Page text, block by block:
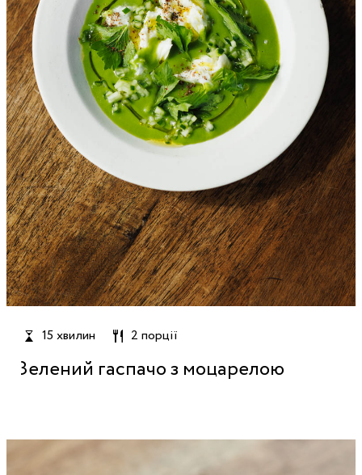
15 хвилин 2 порції
Зелений гаспачо з моцарелою